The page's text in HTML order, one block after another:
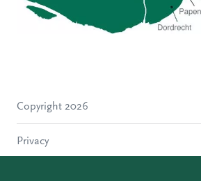
Molenlanden
Papendrecht
Copyright 2026
Privacy